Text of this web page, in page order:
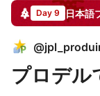
Day 9 日本語
@
プロデル